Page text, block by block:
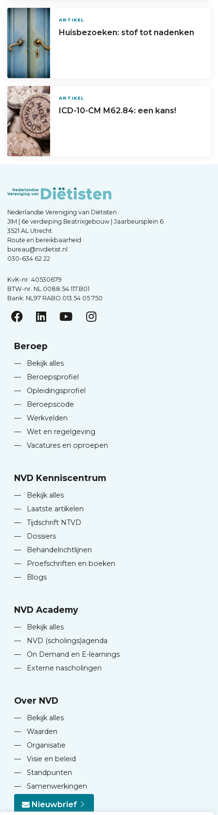
ARTIKEL
Huisbezoeken: stof tot nadenken
ARTIKEL
ICD-10-CM M62.84: een kans!
Nederlandse Vereniging van Diëtisten
JIM | 6e verdieping Beatrixgebouw | Jaarbeursplein 6
3521 AL Utrecht
Route en bereikbaarheid
bureau@nvdietist.nl
030-634 62 22
KvK-nr. 40530679
BTW-nr. NL.0088.54.117.B01
Bank: NL97 RABO 013 54 05 750
Beroep
—
Bekijk alles
—
Beroepsprofiel
—
Opleidingsprofiel
—
Beroepscode
—
Werkvelden
—
Wet en regelgeving
—
Vacatures en oproepen
NVD Kenniscentrum
—
Bekijk alles
—
Laatste artikelen
—
Tijdschrift NTVD
—
Dossiers
—
Behandelrichtlijnen
—
Proefschriften en boeken
—
Blogs
NVD Academy
—
Bekijk alles
—
NVD (scholings)agenda
—
On Demand en E-learnings
—
Externe nascholingen
Over NVD
—
Bekijk alles
—
Waarden
—
Organisatie
—
Visie en beleid
—
Standpunten
—
Samenwerkingen
Nieuwbrief